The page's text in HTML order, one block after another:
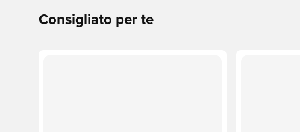
Consigliato per te